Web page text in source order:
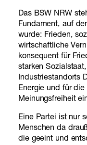
Das BSW NRW
Fundament, auf
wurde: Frieden,
wirtschaftliche
konsequent für
starken
Industriestandorts
Energie und für
Meinungsfreiheit
Eine Partei ist nur
Menschen da
die geeint und